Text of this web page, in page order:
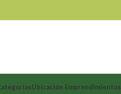
Ubicación Emprendimientos